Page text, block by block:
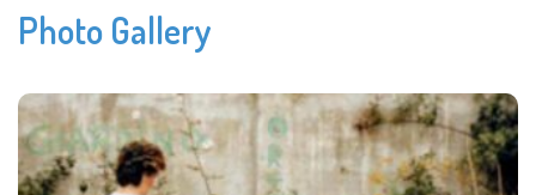
Photo Gallery